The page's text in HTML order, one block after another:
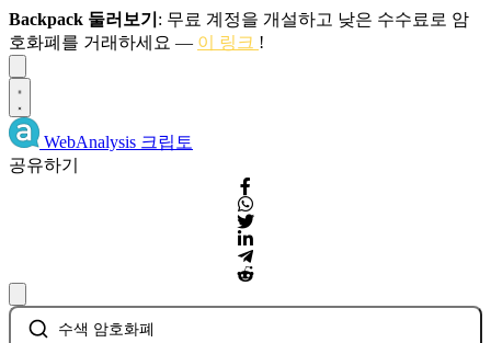
Backpack 둘러보기 : 무료 계정을 개설하고 낮은 수수료로 암
호화폐를 거래하세요 — 이 링크 !
WebAnalysis 크립토
공유하기
수색 암호화폐